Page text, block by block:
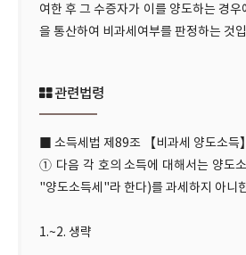
여한 후 그 수증자가 이를 양도하는 경
을 통산하여 비과세여부를 판정하는 것
관련법령
■ 소득세법 제89조 【비과세 양도소득】
① 다음 각 호의 소득에 대해서는 양도
"양도소득세"라 한다)를 과세하지 아니
1.~2. 생략